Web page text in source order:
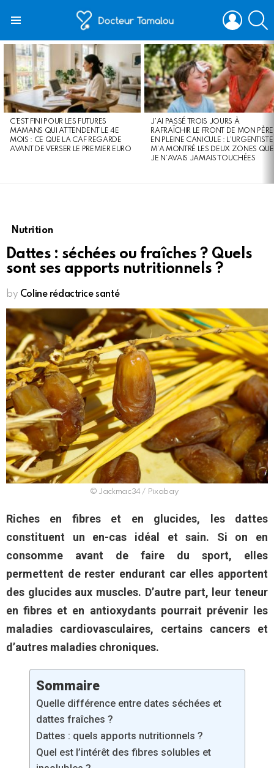
LOGIN
LATEST
STORIES
C’EST FINI POUR LES FUTURES
MAMANS QUI ATTENDENT LE 4E
MOIS : CE QUE LA CAF REGARDE
AVANT DE VERSER LE PREMIER EURO
J’AI PASSÉ TROIS JOURS À
RAFRAÎCHIR LE FRONT DE MON PÈRE
EN PLEINE CANICULE : L’URGENTISTE
M’A MONTRÉ LES DEUX ZONES QUE
JE N’AVAIS JAMAIS TOUCHÉES
Nutrition
Dattes : séchées ou fraîches ? Quels
sont ses apports nutritionnels ?
by Coline rédactrice santé
© Jackmac34 / Pixabay
Riches en fibres et en glucides, les dattes
constituent un en-cas idéal et sain. Si on en
consomme avant de faire du sport, elles
permettent de rester endurant car elles apportent
des glucides aux muscles. D’autre part, leur teneur
en fibres et en antioxydants pourrait prévenir les
maladies cardiovasculaires, certains cancers et
d’autres maladies chroniques.
Sommaire
Quelle différence entre dates séchées et
dattes fraîches ?
Dattes : quels apports nutritionnels ?
Quel est l’intérêt des fibres solubles et